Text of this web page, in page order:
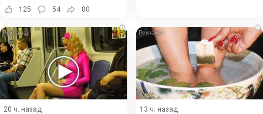
125 54 80
i
20 ч. назад
i
13 ч. назад